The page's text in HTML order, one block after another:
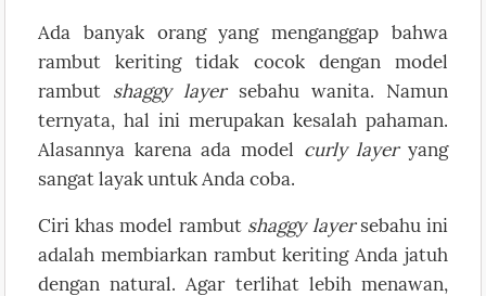
Ada banyak orang yang menganggap bahwa
rambut keriting tidak cocok dengan model
rambut shaggy layersebahu wanita. Namun
ternyata, hal ini merupakan kesalah pahaman.
Alasannya karena ada model curly layeryang
sangat layak untuk Anda coba.
Ciri khas model rambut shaggy layersebahu ini
adalah membiarkan rambut keriting Anda jatuh
dengan natural. Agar terlihat lebih menawan,